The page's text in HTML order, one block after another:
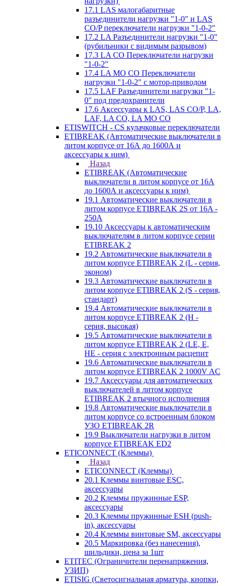
17.1 LAS малогабаритные
разъединители нагрузки "1-0" и LAS
CO/P переключатели нагрузки "1-0-2"
17.2 LA Разъединители нагрузки "1-0"
(рубильники с видимым разрывом)
17.3 LA CO Переключатели нагрузки
"1-0-2"
17.4 LA MO CO Переключатели
нагрузки "1-0-2" с мотор-приводом
17.5 LAF Разъединители нагрузки "1-
0" под предохранители
17.6 Аксессуары к LAS, LAS CO/P, LA,
LAF, LA CO, LA MO CO
ETISWITCH - CS кулачковые переключатели
ETIBREAK (Автоматические выключатели в
литом корпусе от 16А до 1600А и
аксессуары к ним)
Назад
ETIBREAK (Автоматические
выключатели в литом корпусе от 16А
до 1600А и аксессуары к ним)
19.1 Автоматические выключатели в
литом корпусе ETIBREAK 2S от 16A -
250A
19.10 Аксессуары к автоматическим
выключателям в литом корпусе серии
ETIBREAK 2
19.2 Автоматические выключатели в
литом корпусе ETIBREAK 2 (L - серия,
эконом)
19.3 Автоматические выключатели в
литом корпусе ETIBREAK 2 (S - серия,
стандарт)
19.4 Автоматические выключатели в
литом корпусе ETIBREAK 2 (H -
серия, высокая)
19.5 Автоматические выключатели в
литом корпусе ETIBREAK 2 (LE, E,
HE - серия с электронным расцепит
19.6 Автоматические выключатели в
литом корпусе ETIBREAK 2 1000V AC
19.7 Аксессуары для автоматических
выключателей в литом корпусе
ETIBREAK 2 втычного исполнения
19.8 Автоматические выключатели в
литом корпусе со встроенным блоком
УЗО ETIBREAK 2R
19.9 Выключатели нагрузки в литом
корпусе ETIBREAK ED2
ETICONNECT (Клеммы)
Назад
ETICONNECT (Клеммы)
20.1 Клеммы винтовые ESC,
аксессуары
20.2 Клеммы пружинные ESP,
аксессуары
20.3 Клеммы пружинные ESH (push-
in), аксессуары
20.4 Клеммы винтовые SM, аксессуары
20.5 Маркировка (без нанесения),
шильдики, цена за 1шт
ETITEC (Ограничители перенапряжения,
УЗИП)
ETISIG (Светосигнальная арматура, кнопки,